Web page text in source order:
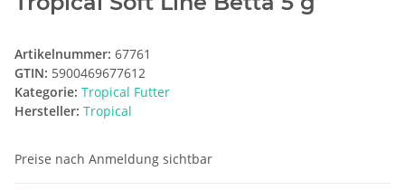
Artikelnummer: 67761
GTIN: 5900469677612
Kategorie: Tropical Futter
Hersteller: Tropical
Preise nach Anmeldung sichtbar